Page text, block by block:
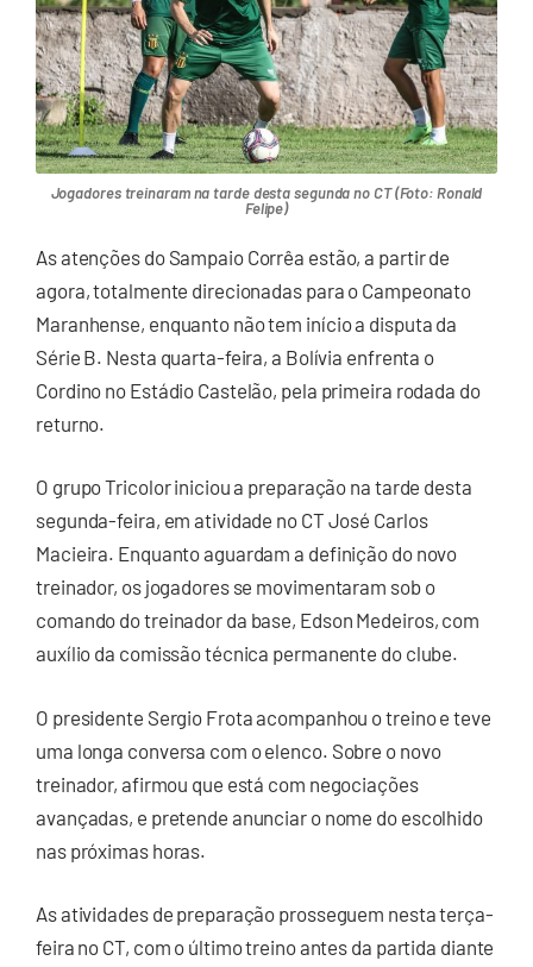
Jogadores treinaram na tarde desta segunda no CT (Foto: Ronald
Felipe)
As atenções do Sampaio Corrêa estão, a partir de
agora, totalmente direcionadas para o Campeonato
Maranhense, enquanto não tem início a disputa da
Série B. Nesta quarta-feira, a Bolívia enfrenta o
Cordino no Estádio Castelão, pela primeira rodada do
returno.
O grupo Tricolor iniciou a preparação na tarde desta
segunda-feira, em atividade no CT José Carlos
Macieira. Enquanto aguardam a definição do novo
treinador, os jogadores se movimentaram sob o
comando do treinador da base, Edson Medeiros, com
auxílio da comissão técnica permanente do clube.
O presidente Sergio Frota acompanhou o treino e teve
uma longa conversa com o elenco. Sobre o novo
treinador, afirmou que está com negociações
avançadas, e pretende anunciar o nome do escolhido
nas próximas horas.
As atividades de preparação prosseguem nesta terça-
feira no CT, com o último treino antes da partida diante